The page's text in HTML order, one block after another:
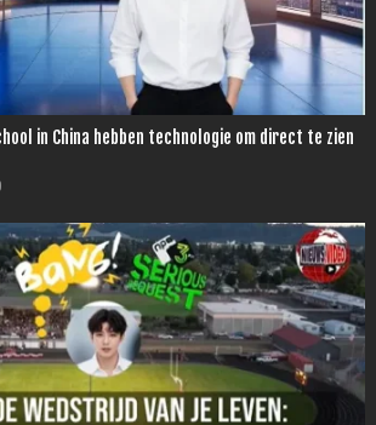
in China hebben technologie om direct te zien